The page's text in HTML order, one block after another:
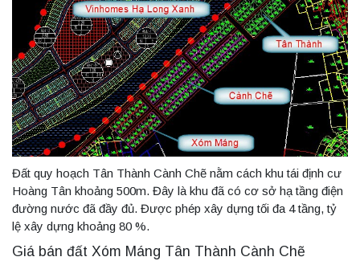
Đất quy hoạch Tân Thành Cành Chẽ nằm cách khu tái định cư
Hoàng Tân khoảng 500m. Đây là khu đã có cơ sở hạ tầng điện
đường nước đã đầy đủ. Được phép xây dựng tối đa 4 tầng, tỷ
lệ xây dựng khoảng 80 %.
Giá bán đất Xóm Máng Tân Thành Cành Chẽ